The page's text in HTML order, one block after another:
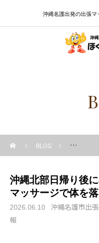
沖縄名護出発の出張マ
BLOG 沖縄名護
沖縄北部日帰り後
マッサージで体を
2026.06.10
沖縄名護市出
報